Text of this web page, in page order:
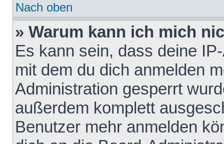
Nach oben
» Warum kann ich mich
Es kann sein, dass deine
mit dem du dich anmelden
Administration gesperrt
außerdem komplett
Benutzer mehr anmelden